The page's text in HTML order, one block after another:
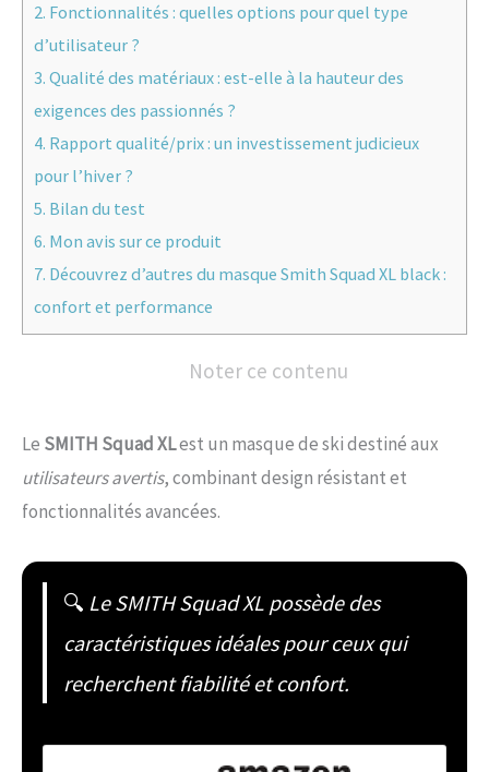
2. Fonctionnalités : quelles options pour quel type
d’utilisateur ?
3. Qualité des matériaux : est-elle à la hauteur des
exigences des passionnés ?
4. Rapport qualité/prix : un investissement judicieux
pour l’hiver ?
5. Bilan du test
6. Mon avis sur ce produit
7. Découvrez d’autres du masque Smith Squad XL black :
confort et performance
Noter ce contenu
Le SMITH Squad XLest un masque de ski destiné aux
utilisateurs avertis, combinant design résistant et
fonctionnalités avancées.
🔍 Le SMITH Squad XL possède des
caractéristiques idéales pour ceux qui
recherchent fiabilité et confort.